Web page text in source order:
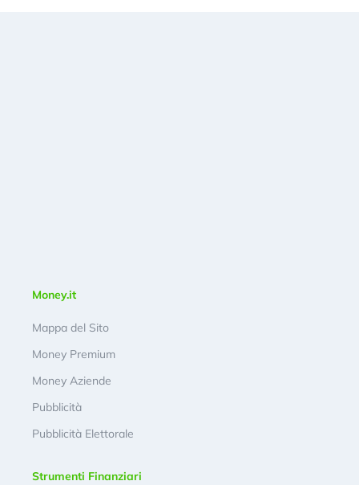
Money.it
Mappa del Sito
Money Premium
Money Aziende
Pubblicità
Pubblicità Elettorale
Strumenti Finanziari